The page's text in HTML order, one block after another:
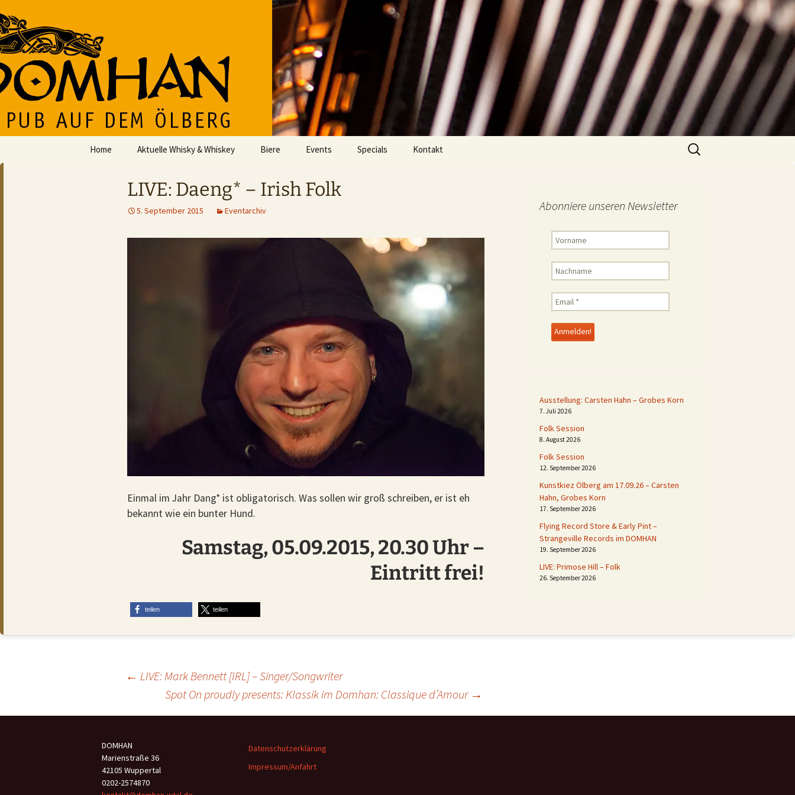
Inhalt
springen
DOMHAN
Home Aktuelle Whisky & Whiskey Biere Events Specials Kontakt
Suchen
nach:
LIVE: Daeng* – Irish Folk
5. September 2015 Eventarchiv
Einmal im Jahr Dang* ist obligatorisch. Was sollen wir groß schreiben, er ist eh
bekannt wie ein bunter Hund.
Samstag, 05.09.2015, 20.30 Uhr –
Eintritt frei!
teilen teilen
Beitragsnavigation
← LIVE: Mark Bennett [IRL] – Singer/Songwriter
Spot On proudly presents: Klassik im Domhan: Classique d’Amour →
Abonniere unseren Newsletter
Ausstellung: Carsten Hahn – Grobes Korn
7. Juli 2026
Folk Session
8. August 2026
Folk Session
12. September 2026
Kunstkiez Ölberg am 17.09.26 – Carsten
Hahn, Grobes Korn
17. September 2026
Flying Record Store & Early Pint –
Strangeville Records im DOMHAN
19. September 2026
LIVE: Primose Hill – Folk
26. September 2026
DOMHAN
Marienstraße 36
42105 Wuppertal
0202-2574870
Datenschutzerklärung
Impressum/Anfahrt